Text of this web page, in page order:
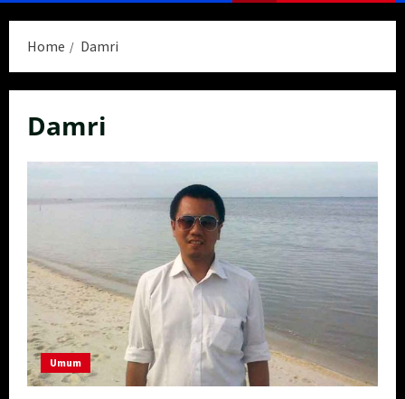
Home Damri
Damri
Umum